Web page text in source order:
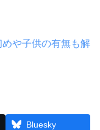
や子供の有無も解
Bluesky